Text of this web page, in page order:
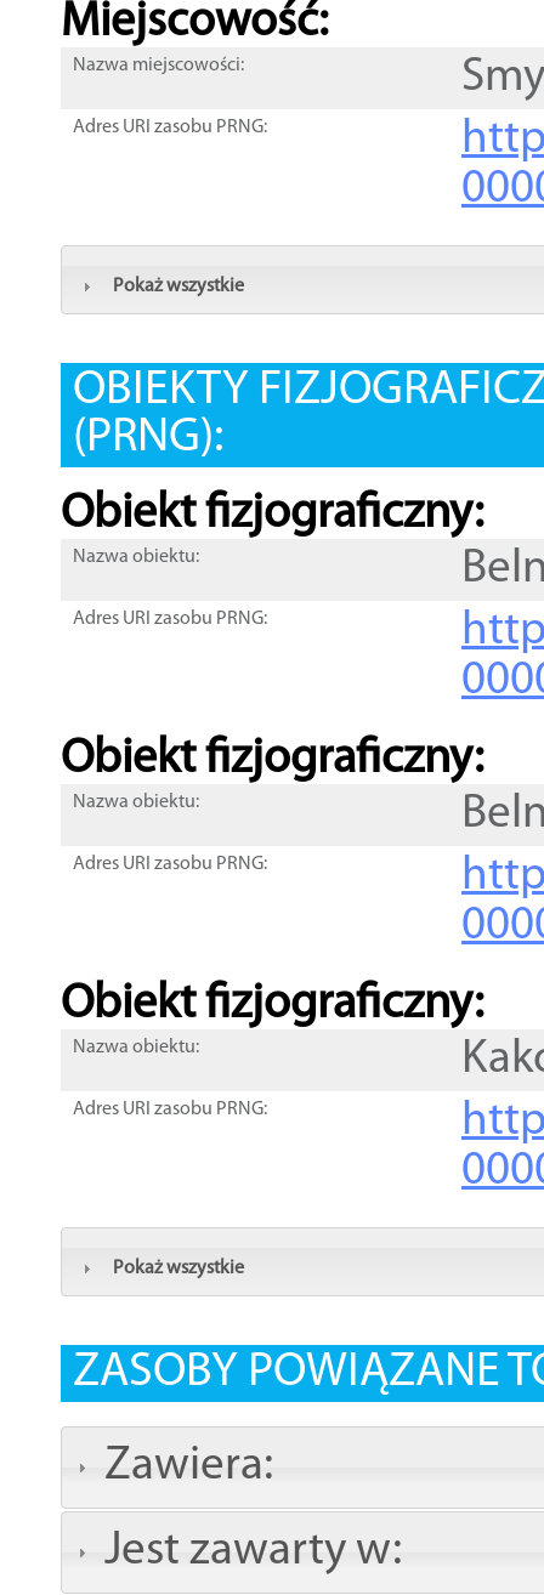
Miejscowość:
Nazwa miejscowości:
Adres URI zasobu PRNG:
Pokaż wszystkie
OBIEKTY
(PRNG):
Obiekt fizjograficzny:
Nazwa obiektu:
Adres URI zasobu PRNG:
Obiekt fizjograficzny:
Nazwa obiektu:
Adres URI zasobu PRNG:
Obiekt fizjograficzny:
Nazwa obiektu:
Adres URI zasobu PRNG:
Pokaż wszystkie
ZASOBY POWIĄZANE
Zawiera:
Jest zawarty w: